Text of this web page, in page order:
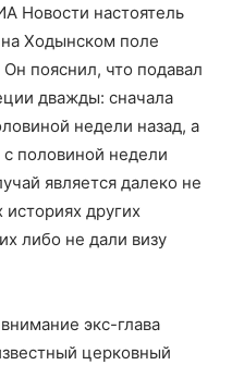
Новости настоятель
Ходынском поле
пояснил, что подавал
дважды: сначала
недели назад, а
половиной недели
является далеко не
других
либо не дали визу
экс-глава
церковный